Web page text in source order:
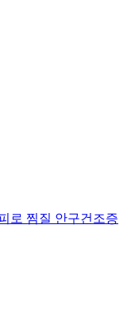
로 찜질 안구건조증